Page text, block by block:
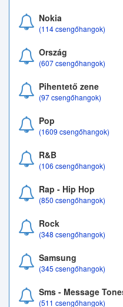
Nokia
(114 csengőhangok)
Ország
(607 csengőhangok)
Pihentető zene
(97 csengőhangok)
Pop
(1609 csengőhangok)
R&B
(106 csengőhangok)
Rap - Hip Hop
(850 csengőhangok)
Rock
(348 csengőhangok)
Samsung
(345 csengőhangok)
Sms - Message
(511 csengőhangok)